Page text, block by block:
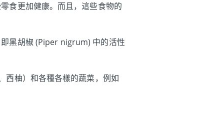
食更加健康。而且，這些食物的
黑胡椒 (Piper nigrum) 中的活性
西柚）和各種各樣的蔬菜，例如